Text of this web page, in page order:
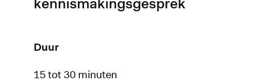
kennismakingsgesprek
Duur
15 tot 30 minuten